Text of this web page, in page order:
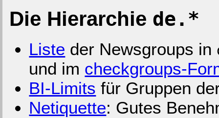
Die Hierarchie de.*
Liste der Newsgroups in
und im checkgroups-
BI-Limits für Gruppen
Netiquette: Gutes